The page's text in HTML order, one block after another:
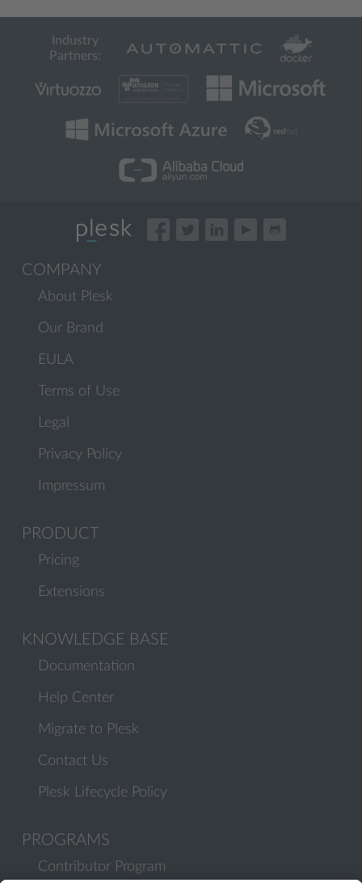
Industry
Partners:
COMPANY
About Plesk
Our Brand
EULA
Terms of Use
Legal
Privacy Policy
Impressum
PRODUCT
Pricing
Extensions
KNOWLEDGE BASE
Documentation
Help Center
Migrate to Plesk
Contact Us
Plesk Lifecycle Policy
PROGRAMS
Contributor Program